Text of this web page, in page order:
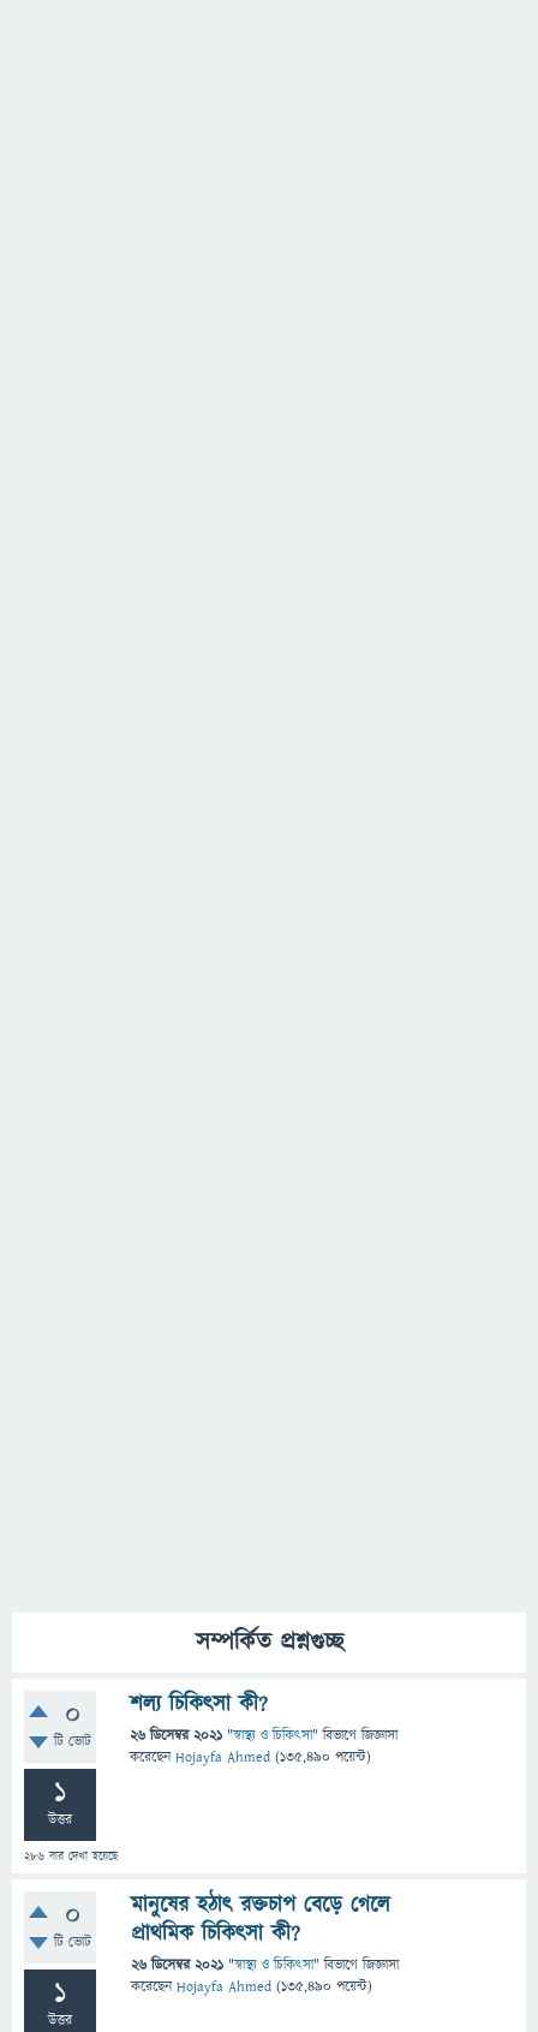
সম্পর্কিত প্রশ্নগুচ্ছ
0
টি ভোট
1
উত্তর
286 বার দেখা হয়েছে
শল্য চিকিৎসা কী?
26 ডিসেম্বর 2021 "স্বাস্থ্য ও চিকিৎসা" বিভাগে জিজ্ঞাসা
করেছেনHojayfa Ahmed (135,490 পয়েন্ট)
0
টি ভোট
1
উত্তর
মানুষের হঠাৎ রক্তচাপ বেড়ে গেলে
প্রাথমিক চিকিৎসা কী?
26 ডিসেম্বর 2021 "স্বাস্থ্য ও চিকিৎসা" বিভাগে জিজ্ঞাসা
করেছেনHojayfa Ahmed (135,490 পয়েন্ট)